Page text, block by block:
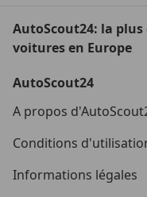
AutoScout24: la
voitures en Europe
AutoScout24
A propos
Conditions
Informations légales